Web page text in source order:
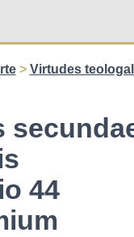
> Virtudes
44